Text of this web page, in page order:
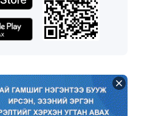
сүмийн кино “Аюулт
байдал” Мунхаг
сүмийн кино
чөлөөлөгд”
хэлээр)